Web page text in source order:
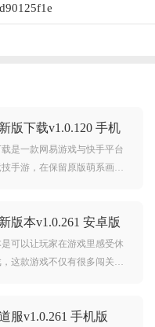
版下载v1.0.120 手机
是一款网易游戏与快手平台
手游，在保留原版萌系画风
跳跃、翻滚、碰撞等操作参
最终决出冠军。
版本v1.0.261 安卓版
可以让玩家在游戏里感受休
这款游戏不仅有很多闯关关
哦。
服v1.0.261 手机版